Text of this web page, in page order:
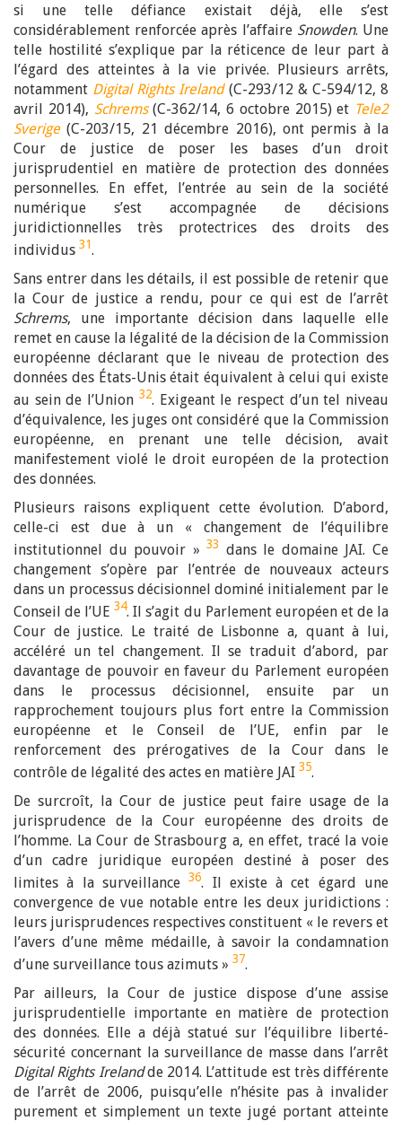
si une telle défiance existait déjà, elle s’est
considérablement renforcée après l’affaire Snowden. Une
telle hostilité s’explique par la réticence de leur part à
l’égard des atteintes à la vie privée. Plusieurs arrêts,
notamment Digital Rights Ireland(C-293/12 & C-594/12, 8
avril 2014), Schrems(C-362/14, 6 octobre 2015) et Tele2
Sverige(C-203/15, 21 décembre 2016), ont permis à la
Cour de justice de poser les bases d’un droit
jurisprudentiel en matière de protection des données
personnelles. En effet, l’entrée au sein de la société
numérique s’est accompagnée de décisions
juridictionnelles très protectrices des droits des
individus 31.
Sans entrer dans les détails, il est possible de retenir que
la Cour de justice a rendu, pour ce qui est de l’arrêt
Schrems, une importante décision dans laquelle elle
remet en cause la légalité de la décision de la Commission
européenne déclarant que le niveau de protection des
données des États-Unis était équivalent à celui qui existe
au sein de l’Union 32. Exigeant le respect d’un tel niveau
d’équivalence, les juges ont considéré que la Commission
européenne, en prenant une telle décision, avait
manifestement violé le droit européen de la protection
des données.
Plusieurs raisons expliquent cette évolution. D’abord,
celle-ci est due à un « changement de l’équilibre
institutionnel du pouvoir »33 dans le domaine JAI. Ce
changement s’opère par l’entrée de nouveaux acteurs
dans un processus décisionnel dominé initialement par le
Conseil de l’UE34. Il s’agit du Parlement européen et de la
Cour de justice. Le traité de Lisbonne a, quant à lui,
accéléré un tel changement. Il se traduit d’abord, par
davantage de pouvoir en faveur du Parlement européen
dans le processus décisionnel, ensuite par un
rapprochement toujours plus fort entre la Commission
européenne et le Conseil de l’UE, enfin par le
renforcement des prérogatives de la Cour dans le
contrôle de légalité des actes en matière JAI 35.
De surcroît, la Cour de justice peut faire usage de la
jurisprudence de la Cour européenne des droits de
l’homme. La Cour de Strasbourg a, en effet, tracé la voie
d’un cadre juridique européen destiné à poser des
limites à la surveillance36. Il existe à cet égard une
convergence de vue notable entre les deux juridictions :
leurs jurisprudences respectives constituent « le revers et
l’avers d’une même médaille, à savoir la condamnation
d’une surveillance tous azimuts » 37.
Par ailleurs, la Cour de justice dispose d’une assise
jurisprudentielle importante en matière de protection
des données. Elle a déjà statué sur l’équilibre liberté-
sécurité concernant la surveillance de masse dans l’arrêt
Digital Rights Irelandde 2014. L’attitude est très différente
de l’arrêt de 2006, puisqu’elle n’hésite pas à invalider
purement et simplement un texte jugé portant atteinte